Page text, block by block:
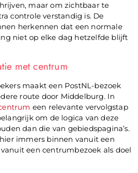
maar om zichtbaar te
controle verstandig is. De
herkennen dat een normale
niet op elke dag hetzelfde blijft
met centrum
maakt een PostNL-bezoek
route door Middelburg. In
een relevante vervolgstap
om de logica van deze
dan die van gebiedspagina’s.
immers binnen vanuit een
een centrumbezoek als doel